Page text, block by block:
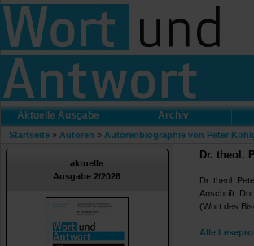
Aktuelle Ausgabe Archiv
Startseite » Autoren » Autorenbiographie von Peter
aktuelle
Ausgabe 2/2026
Dr. theol.
Dr. theol.
Anschrift:
(Wort des
Alle